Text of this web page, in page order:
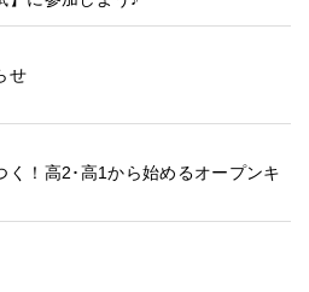
せ
く！高2･高1から始めるオープンキ